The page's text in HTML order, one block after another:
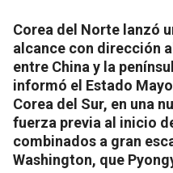
Corea del Norte lanzó
alcance con dirección
entre China y la
informó el Estado
Corea del Sur, en una
fuerza previa al inicio
combinados a gran
Washington, que